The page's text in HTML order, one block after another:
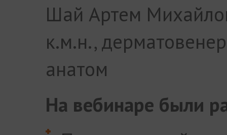
Шай Артем
к.м.н.,
анатом
На вебинаре были